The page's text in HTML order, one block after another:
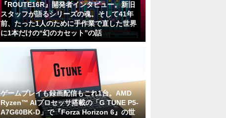
『ROUTE16R』開発者インタビュー。新旧
スタッフが語るシリーズの魂。そして41年
前、たった1人のために手作業で直した世界
に1本だけの“幻のカセット”の話
ゲームプレイも録画配信もこれ1台。AMD
Ryzen™ AIプロセッサ搭載の「G TUNE P5-
A7G60BK-D」で『Forza Horizon 6』の世